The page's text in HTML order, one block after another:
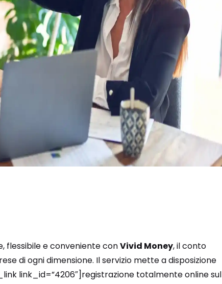
flessibile e conveniente conVivid Money, il conto
di ogni dimensione. Il servizio mette a disposizione
link_id=”4206″]registrazione totalmente online sul